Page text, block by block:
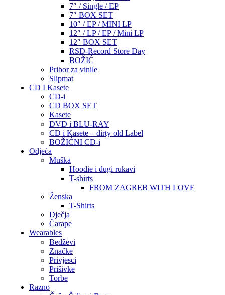
7″ / Single / EP
7″ BOX SET
10″ / EP / MINI LP
12″ / LP / EP / Mini LP
12″ BOX SET
RSD-Record Store Day
BOŽIĆ
Pribor za vinile
Slipmat
CD I Kasete
CD-i
CD BOX SET
Kasete
DVD i BLU-RAY
CD i Kasete – dirty old Label
BOŽIĆNI CD-i
Odjeća
Muška
Hoodie i dugi rukavi
T-shirts
FROM ZAGREB WITH LOVE
Ženska
T-Shirts
Dječja
Čarape
Wearables
Bedževi
Značke
Privjesci
Prišivke
Torbe
Razno